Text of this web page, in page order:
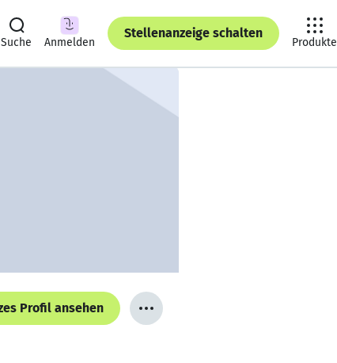
Suche Anmelden
Stellenanzeige schalten
Produkte
Profil ansehen